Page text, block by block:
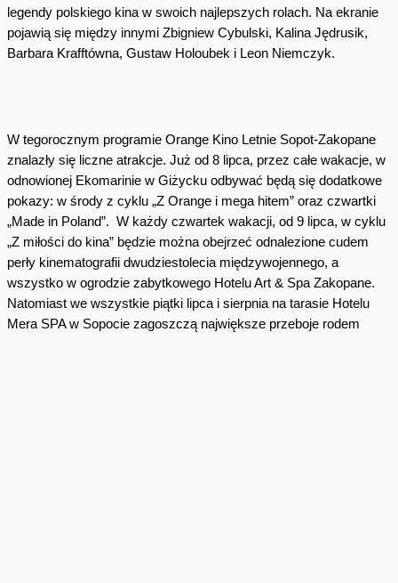
legendy polskiego kina w swoich najlepszych rolach. Na ekranie
pojawią się między innymi Zbigniew Cybulski, Kalina Jędrusik,
Barbara Krafftówna, Gustaw Holoubek i Leon Niemczyk.
W tegorocznym programie Orange Kino Letnie Sopot-Zakopane
znalazły się liczne atrakcje. Już od 8 lipca, przez całe wakacje, w
odnowionej Ekomarinie w Giżycku odbywać będą się dodatkowe
pokazy: w środy z cyklu „Z Orange i mega hitem” oraz czwartki
„Made in Poland”. W każdy czwartek wakacji, od 9 lipca, w cyklu
„Z miłości do kina” będzie można obejrzeć odnalezione cudem
perły kinematografii dwudziestolecia międzywojennego, a
wszystko w ogrodzie zabytkowego Hotelu Art & Spa Zakopane.
Natomiast we wszystkie piątki lipca i sierpnia na tarasie Hotelu
Mera SPA w Sopocie zagoszczą największe przeboje rodem